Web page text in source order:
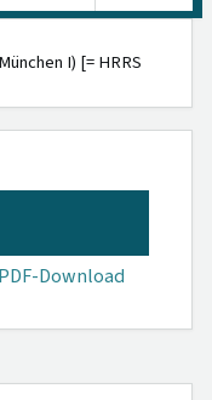
I) [= HRRS
PDF-Download